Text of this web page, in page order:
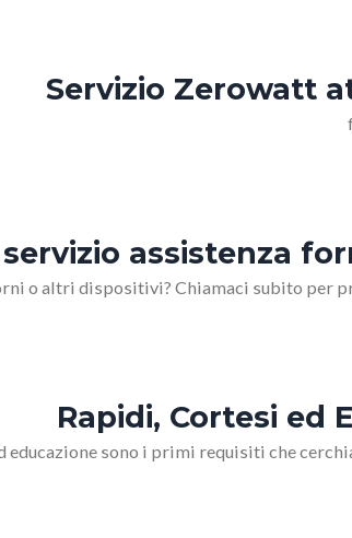
Servizio Zerowatt
assistenza
o altri dispositivi? Chiamaci subito per
Rapidi, Cortesi ed
sono i primi requisiti che